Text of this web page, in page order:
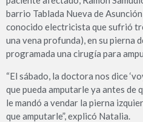
barrio Tablada Nueva de
conocido electricista que sufrió
una vena profunda), en su pierna
programada una cirugía para
“El sábado, la doctora nos dice
que pueda amputarle ya antes de
le mandó a vendar la pierna
que amputarle”, explicó Natalia.